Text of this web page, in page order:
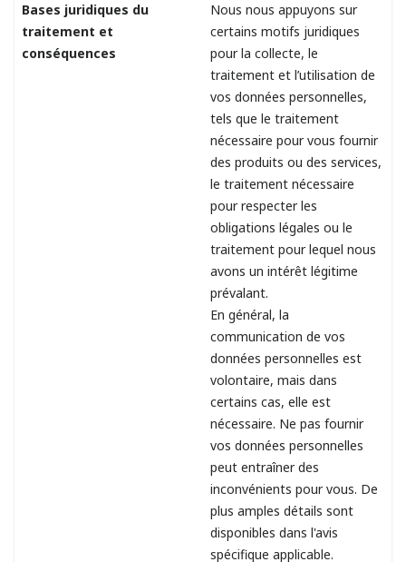
Bases juridiques du
traitement et
conséquences
Nous nous appuyons sur
certains motifs juridiques
pour la collecte, le
traitement et l’utilisation de
vos données personnelles,
tels que le traitement
nécessaire pour vous fournir
des produits ou des services,
le traitement nécessaire
pour respecter les
obligations légales ou le
traitement pour lequel nous
avons un intérêt légitime
prévalant.
En général, la
communication de vos
données personnelles est
volontaire, mais dans
certains cas, elle est
nécessaire. Ne pas fournir
vos données personnelles
peut entraîner des
inconvénients pour vous. De
plus amples détails sont
disponibles dans l'avis
spécifique applicable.